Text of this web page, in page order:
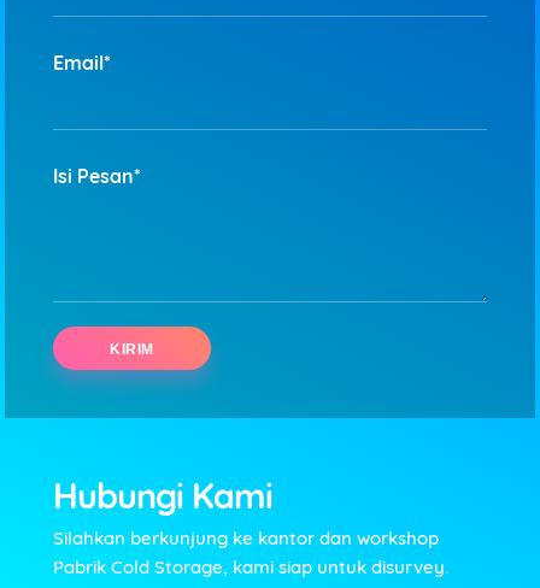
Email*
Isi Pesan*
Hubungi Kami
Silahkan berkunjung ke kantor dan workshop
Pabrik Cold Storage, kami siap untuk disurvey.